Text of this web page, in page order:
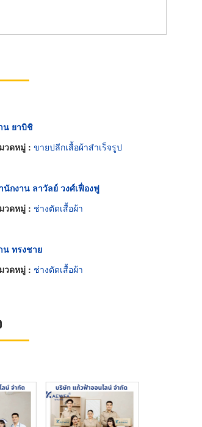
น ยาบิชิ
วดหมู่ : ขายปลีกเสื้อผ้าสำเร็จรูป
นักงาน ลาวัลย์ วงศ์เฟื่องฟู
วดหมู่ : ช่างตัดเสื้อผ้า
น ทรงชาย
วดหมู่ : ช่างตัดเสื้อผ้า